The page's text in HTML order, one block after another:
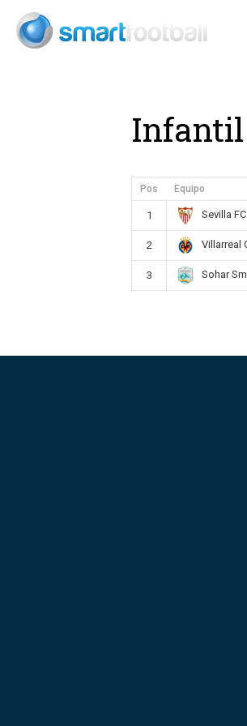
Infantil
Pos Equipo
1 Sevilla FC
2 Villarreal
3 Sohar